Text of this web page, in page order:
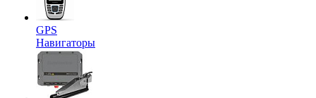
GPS
Навигаторы